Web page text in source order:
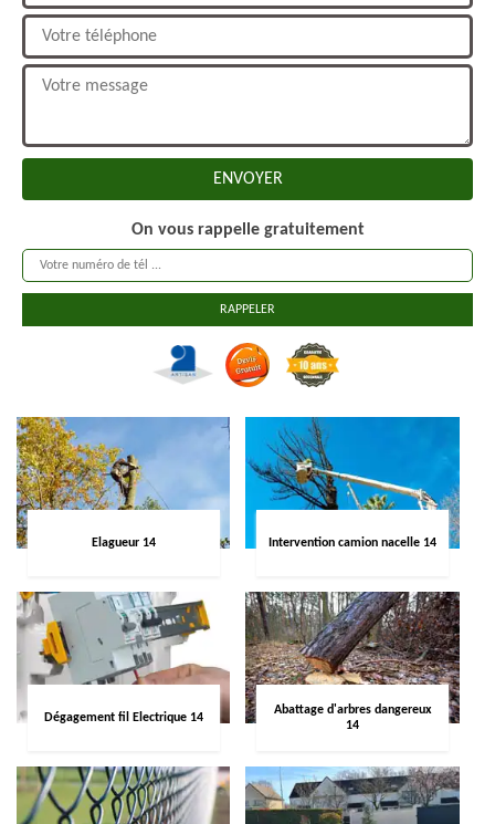
On vous rappelle gratuitement
Elagueur 14 Intervention camion nacelle 14
Dégagement fil Electrique 14
Abattage d'arbres dangereux
14